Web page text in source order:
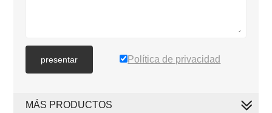
presentar Política de privacidad
MÁS PRODUCTOS